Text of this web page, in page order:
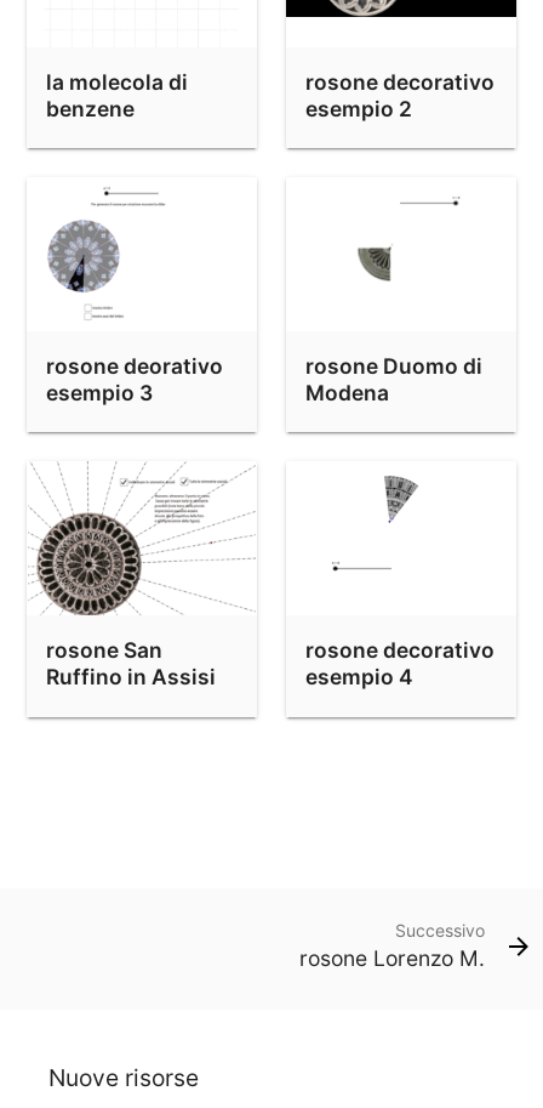
la molecola di
benzene
rosone decorativo
esempio 2
rosone deorativo
esempio 3
rosone Duomo di
Modena
rosone San
Ruffino in Assisi
rosone decorativo
esempio 4
Successivo
rosone Lorenzo M.
Nuove risorse